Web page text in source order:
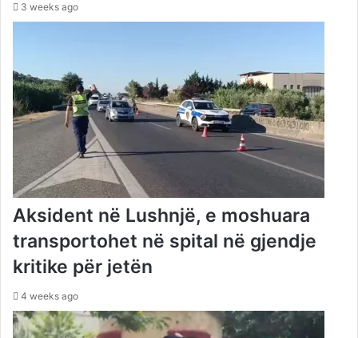
3 weeks ago
Aksident në Lushnjë, e moshuara
transportohet në spital në gjendje
kritike për jetën
4 weeks ago